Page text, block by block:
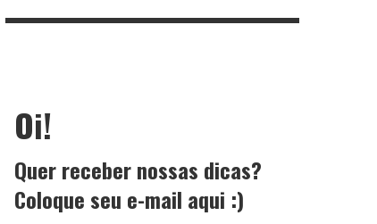
Oi!
Quer receber nossas dicas?
Coloque seu e-mail aqui :)